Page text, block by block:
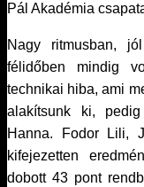
Pál Akadémia
Nagy ritmusban,
félidőben mindig
technikai hiba, ami
alakítsunk ki,
Hanna. Fodor Lili,
kifejezetten
dobott 43 pont